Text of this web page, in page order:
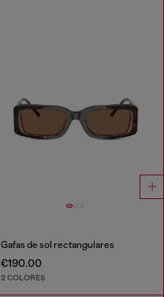
Gafas de sol rectangulares
€190.00
2 COLORES